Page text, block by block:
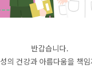
반갑습니다.
의 건강과 아름다움을 책